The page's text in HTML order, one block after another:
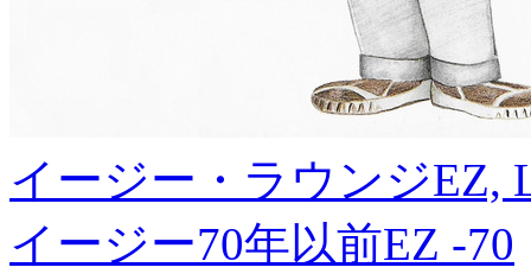
イージー・ラウンジEZ,
イージー70年以前EZ -70